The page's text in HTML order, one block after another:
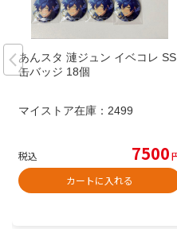
あんスタ 漣ジュン イベコレ SS
缶バッジ 18個
マイストア在庫： 2499
税込 7500
カートに入れる